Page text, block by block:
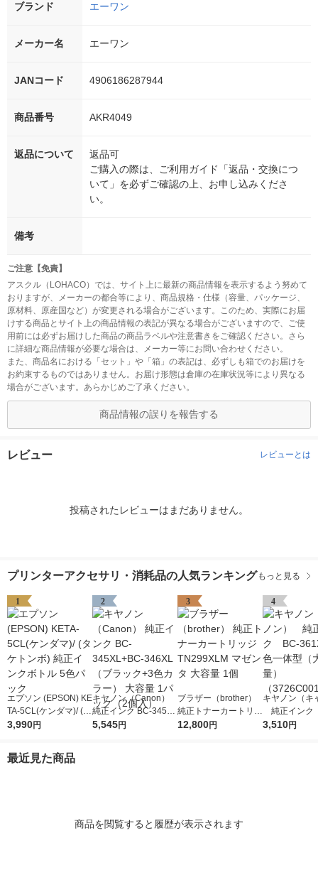
ブランド エーワン
メーカー名 エーワン
JANコード 4906186287944
商品番号 AKR4049
返品について
返品可
ご購入の際は、ご利用ガイド「返品・交換につ
いて」を必ずご確認の上、お申し込みくださ
い。
備考
ご注意【免責】
アスクル（LOHACO）では、サイト上に最新の商品情報を表示するよう努めて
おりますが、メーカーの都合等により、商品規格・仕様（容量、パッケージ、
原材料、原産国など）が変更される場合がございます。このため、実際にお届
けする商品とサイト上の商品情報の表記が異なる場合がございますので、ご使
用前には必ずお届けした商品の商品ラベルや注意書きをご確認ください。さら
に詳細な商品情報が必要な場合は、メーカー等にお問い合わせください。
また、商品名における「セット」や「箱」の表記は、必ずしも箱でのお届けを
お約束するものではありません。お届け形態は倉庫の在庫状況等により異なる
場合がございます。あらかじめご了承ください。
商品情報の誤りを報告する
レビュー レビューとは
投稿されたレビューはまだありません。
プリンターアクセサリ・消耗品の人気ランキング もっと見る
1
エプソン (EPSON) KE
TA-5CL(ケンダマ)/ (タ
ケトンボ) 純正インク
3,990円
2
キヤノン（Canon）
純正インク BC-345XL
+BC-346XL （ブラッ
5,545円
3
ブラザー（brother）
純正トナーカートリッ
ジ TN299XLM マゼン
12,800円
4
キヤノン（キ
純正イン
1XL 3色一体
3,510円
最近見た商品
商品を閲覧すると履歴が表示されます